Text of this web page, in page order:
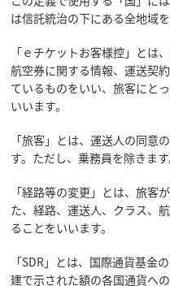
は信託統治の下にある全地域を
「ｅチケットお客様控」とは
航空券に関する情報、運送契
ているものをいい、旅客にと
いいます。
「旅客」とは、運送人の同意
す。ただし、乗務員を除きます
「経路等の変更」とは、旅客
た、経路、運送人、クラス、
ることをいいます。
「SDR」とは、国際通貨基金
建で示された額の各国通貨へ